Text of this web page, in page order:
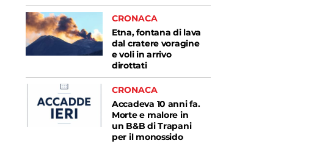
CRONACA
Etna, fontana di lava
dal cratere voragine
e voli in arrivo
dirottati
CRONACA
Accadeva 10 anni fa.
Morte e malore in
un B&B di Trapani
per il monossido